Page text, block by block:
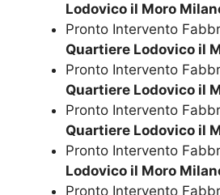
Lodovico il Moro
Pronto Intervento
Quartiere Lodovico il
Pronto Intervento
Quartiere Lodovico il
Pronto Intervento
Quartiere Lodovico il
Pronto Intervento
Lodovico il Moro
Pronto Intervento